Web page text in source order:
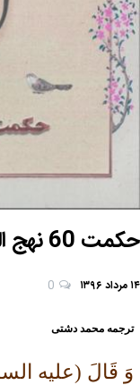
حکمت 60 نهج البلاغه: كنترل زبان
۱۴ مرداد ۱۳۹۶ 0
ترجمه محمد دشتی
وَ قَالَ (علیه